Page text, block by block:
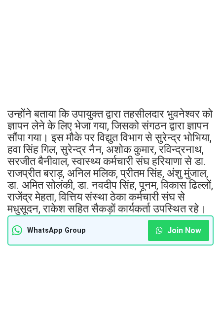
उन्होंने बताया कि उपायुक्त द्वारा तहसीलदार भुवनेश्वर को
ज्ञापन लेने के लिए भेजा गया, जिसको संगठन द्वारा ज्ञापन
सौंपा गया। इस मौके पर विद्युत विभाग से सुरेन्द्र भोभिया,
हवा सिंह गिल, सुरेन्द्र नैन, अशोक कुमार, रविन्द्रनाथ,
सरजीत बैनीवाल, स्वास्थ्य कर्मचारी संघ हरियाणा से डा.
राजप्रीत बराड़, अनिल मलिक, प्रीतम सिंह, अंशु मुंजाल,
डा. अमित सोलंकी, डा. नवदीप सिंह, पूनम, विकास ढिल्लों,
राजेंद्र मेहता, वित्तिय संस्था ठेका कर्मचारी संघ से
मधुसूदन, राकेश सहित सैकड़ों कार्यकर्ता उपस्थित रहे।
WhatsApp Group Join Now